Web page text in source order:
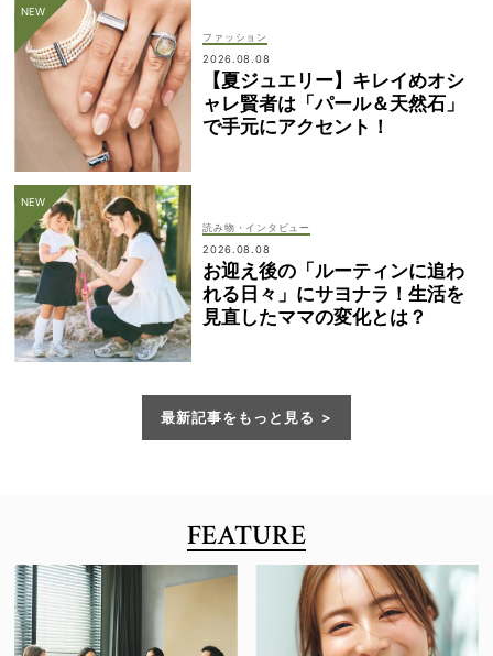
ファッション
2026.08.08
【夏ジュエリー】キレイめオシ
ャレ賢者は「パール＆天然石」
で手元にアクセント！
読み物・インタビュー
2026.08.08
お迎え後の「ルーティンに追わ
れる日々」にサヨナラ！生活を
見直したママの変化とは？
最新記事をもっと見る
FEATURE